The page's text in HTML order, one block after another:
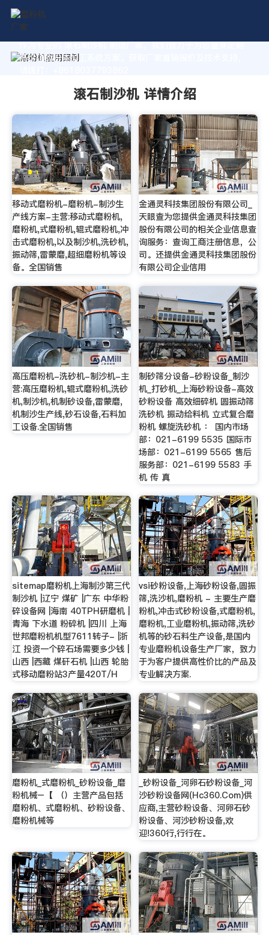
作为专业的 滚石制沙机 制造厂家，我们致力于为您量身定制
高价值的粉体加工系统方案。获取厂家直销报价及技术支持，
滚石制沙机 详情介绍
移动式磨粉机-磨粉机-制沙生
产线方案-主营:移动式磨粉机,
磨粉机,式磨粉机,辊式磨粉机,冲
击式磨粉机,以及制沙机,洗砂机,
振动筛,雷蒙磨,超细磨粉机等设
备。全国销售
金通灵科技集团股份有限公司_
天眼查为您提供金通灵科技集团
股份有限公司的相关企业信息查
询服务：查询工商注册信息，公
司。还提供金通灵科技集团股份
有限公司企业信用
高压磨粉机-洗砂机-制沙机-主
营:高压磨粉机,辊式磨粉机,洗砂
机,制沙机,机制砂设备,雷蒙磨,
机制沙生产线,砂石设备,石料加
工设备.全国销售
制砂筛分设备-砂粉设备_制沙
机_打砂机_上海砂粉设备-高效
砂粉设备 高效细碎机 圆振动筛
洗砂机 振动给料机 立式复合磨
粉机 螺旋洗砂机 ： 国内市场
部：021-6199 5535 国际市
场部：021-6199 5565 售后
服务部：021-6199 5583 手
机 传 真
sitemap磨粉机上海制沙第三代
制沙机 |辽宁 煤矿 |广东 中华粉
碎设备网 |海南 40TPH研磨机 |
青海 下水道 粉碎机 |四川 上海
世邦磨粉机机型7611转子- |浙
江 投资一个碎石场需要多少钱 |
山西 |西藏 煤矸石机 |山西 轮胎
式移动磨粉站3产量420T/H
vsi砂粉设备,上海砂粉设备,圆振
筛,洗沙机,磨粉机 - 主要生产磨
粉机,冲击式砂粉设备,式磨粉机,
磨粉机,工业磨粉机,振动筛,洗砂
机等的砂石料生产设备,是国内
专业磨粉机设备生产厂家，致力
于为客户提供高性价比的产品及
专业解决方案.
磨粉机_式磨粉机_砂粉设备_磨
粉机械–【 （）主营产品包括
磨粉机、式磨粉机、砂粉设备、
磨粉机械等
_砂粉设备_河卵石砂粉设备_河
沙砂粉设备网(Hc360.Com)供
应商,主营砂粉设备、河卵石砂
粉设备、河沙砂粉设备,欢
迎!360行,行行在。